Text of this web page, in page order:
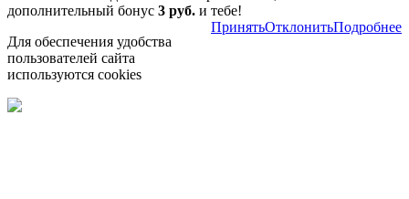
дополнительный бонус 3 руб. и тебе!
Для обеспечения удобства
пользователей сайта
используются cookies
ПринятьОтклонитьПодробнее